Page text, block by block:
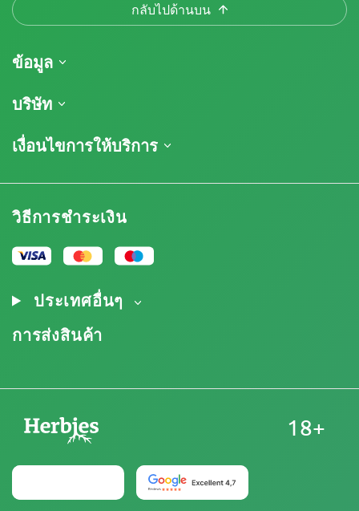
กลับไปด้านบน
ข้อมูล
การจัดส่งสินค้า
นโยบายการคืนสินค้า
โปรโมชั่น
บริษัท
เกี่ยวกับเรา
บทวิจารณ์
โปรแกรมพันธมิตรกัญชา
แผนผังเว็บไซต์
เงื่อนไขการให้บริการ
ข้อกำหนดและเงื่อนไข
นโยบายความเป็นส่วนตัว
นโยบายการใช้คุกกี้
วิธีการชำระเงิน
ประเทศอื่นๆ
การส่งสินค้า
18+